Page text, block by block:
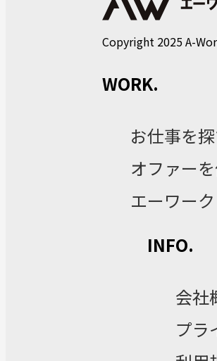
Copyright 2025 A-
WORK.
お仕事を
オファー
エーワー
INFO.
会社
プラ